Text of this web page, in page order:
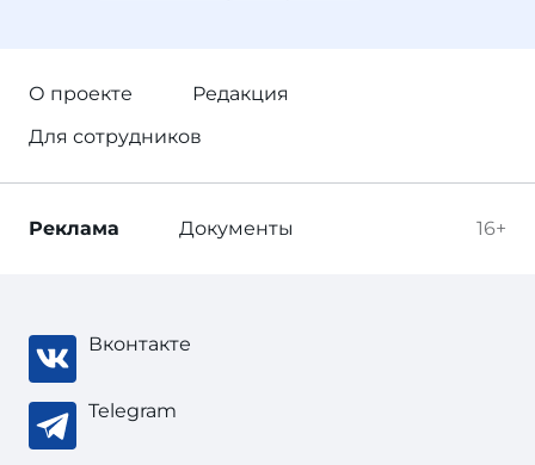
О проекте
Редакция
Для сотрудников
16+
Реклама Документы
Вконтакте
Telegram